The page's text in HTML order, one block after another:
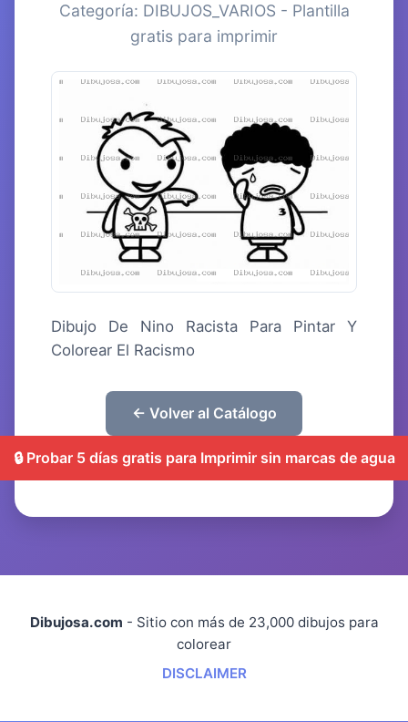
Categoría: DIBUJOS_VARIOS - Plantilla
gratis para imprimir
Dibujo De Nino Racista Para Pintar Y
Colorear El Racismo
← Volver al Catálogo
🔒 Probar 5 días gratis para Imprimir sin marcas de agua
Dibujosa.com - Sitio con más de 23,000 dibujos para
colorear
DISCLAIMER